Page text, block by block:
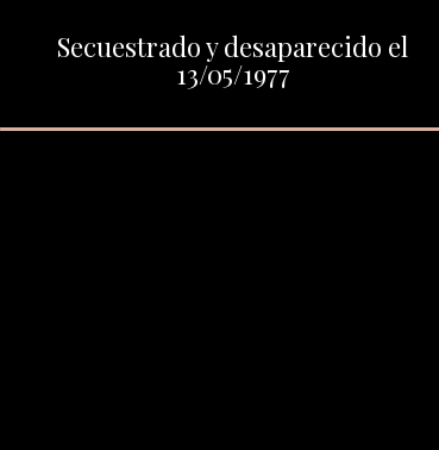
Secuestrado y desaparecido el
13/05/1977